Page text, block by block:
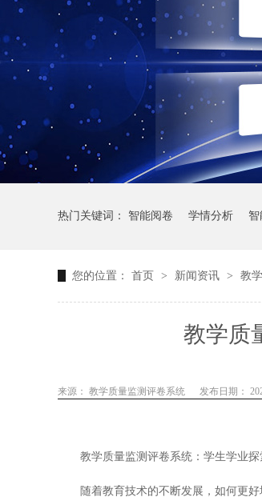
热门关键词： 智能阅卷 学情分析 智
您的位置： 首页 > 新闻资讯 > 教
教学质
来源： 教学质量监测评卷系统 发布日期：
教学质量监测评卷系统：学生学业探
随着教育技术的不断发展，如何更好